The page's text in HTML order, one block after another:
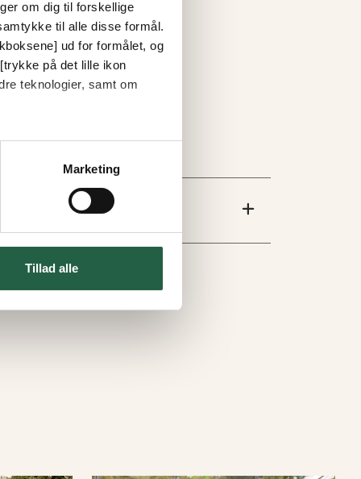
om dig til forskellige
til alle disse formål.
ud for formålet, og
på det lille ikon
teknologier, samt om
Marketing
Tillad alle